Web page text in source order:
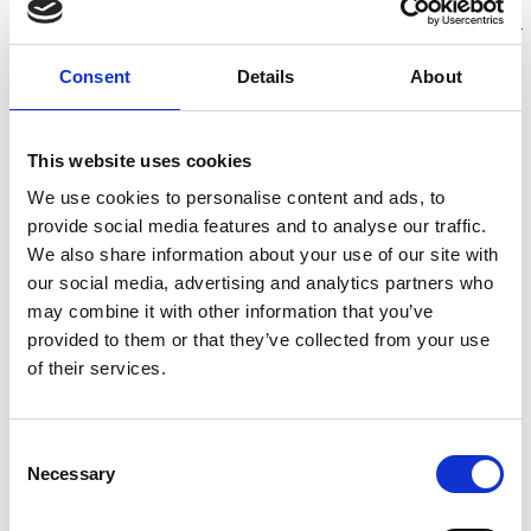
Consent Details About
This website uses cookies
We use cookies to personalise content and ads, to
provide social media features and to analyse our traffic.
We also share information about your use of our site with
our social media, advertising and analytics partners who
may combine it with other information that you’ve
provided to them or that they’ve collected from your use
of their services.
Selection
Necessary
\ WEKIT
Los microservicios utilizados
Códigos QR, códigos únicos y
palabras clave
Genera códigos unívocos para conectar el mundo
físico con el digital y mapea a los usuarios en sistemas
no integrables. ¿Un ejemplo? ¡Los códigos en el
empaque (in-pack)!